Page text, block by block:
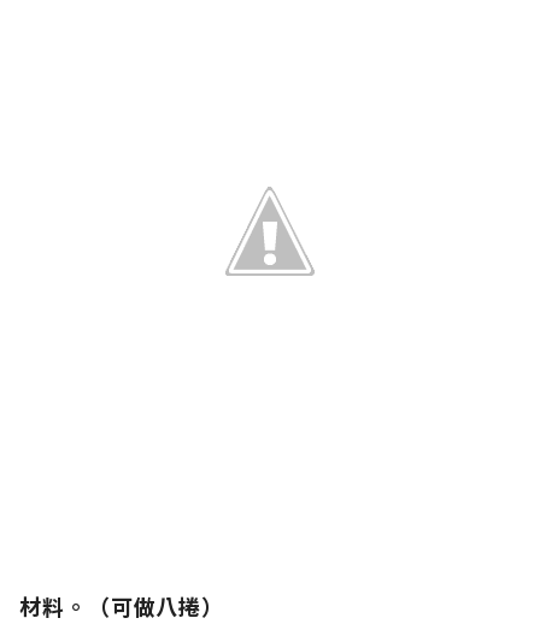
材料。（可做八捲）